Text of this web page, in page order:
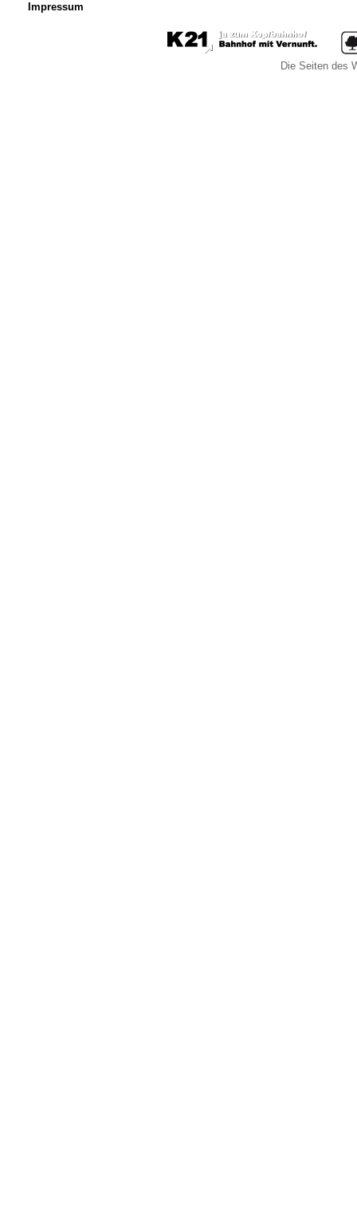
Impressum
Die Seiten des